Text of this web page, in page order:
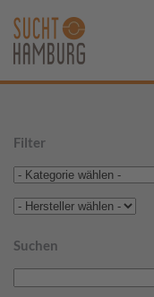
Filter
Suchen